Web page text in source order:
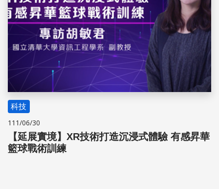
科技
111/06/30
【延展實境】XR技術打造沉浸式體驗 有感昇華
籃球戰術訓練